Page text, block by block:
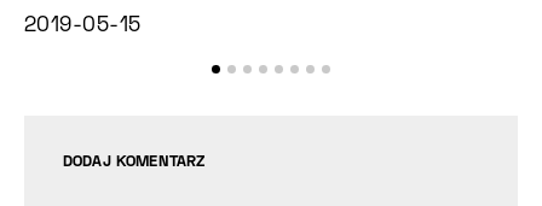
2019-05-15
DODAJ KOMENTARZ